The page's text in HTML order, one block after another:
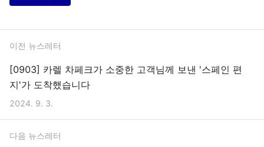
이전 뉴스레터
[0903] 카렐 차페크가 소중한 고객님께 보낸 '스페인 편
지'가 도착했습니다
2024. 9. 3.
다음 뉴스레터